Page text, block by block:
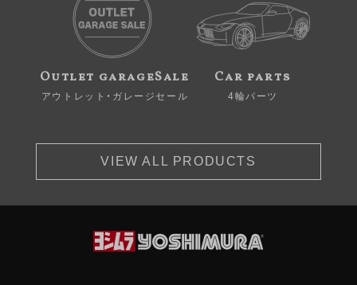
Outlet garageSale
アウトレット・ガレージセール
Car parts
4輪パーツ
VIEW ALL PRODUCTS